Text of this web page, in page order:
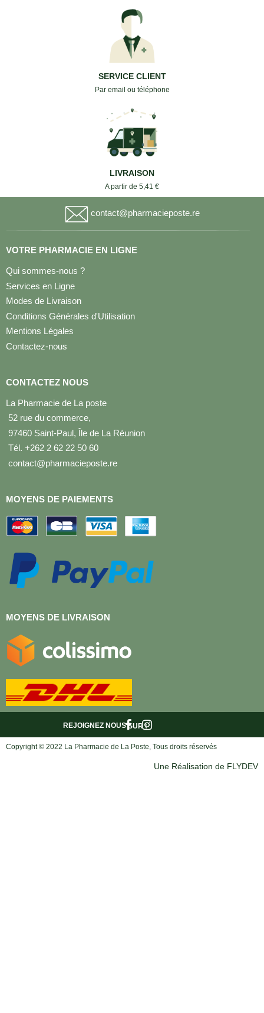
SERVICE CLIENT
Par email ou téléphone
LIVRAISON
A partir de 5,41 €
contact@pharmacieposte.re
VOTRE PHARMACIE EN LIGNE
Qui sommes-nous ?
Services en Ligne
Modes de Livraison
Conditions Générales d'Utilisation
Mentions Légales
Contactez-nous
CONTACTEZ NOUS
La Pharmacie de La poste
52 rue du commerce,
97460 Saint-Paul, Île de La Réunion
Tél. +262 2 62 22 50 60
contact@pharmacieposte.re
MOYENS DE PAIEMENTS
MOYENS DE LIVRAISON
SUR :
REJOIGNEZ NOUS
Copyright © 2022 La Pharmacie de La Poste, Tous droits réservés
Une Réalisation de FLYDEV